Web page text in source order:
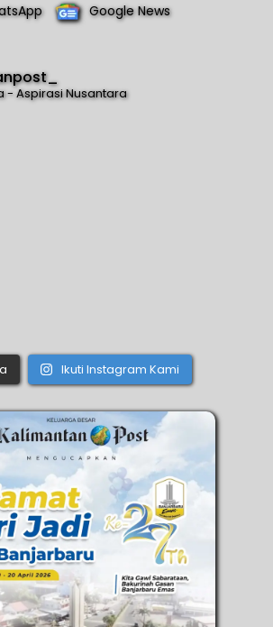
Google News
- Aspirasi Nusantara
Ikuti Instagram Kami